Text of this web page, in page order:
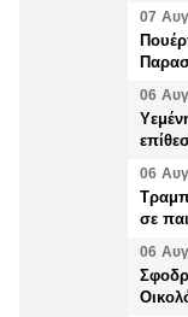
07
06
06
σε
06